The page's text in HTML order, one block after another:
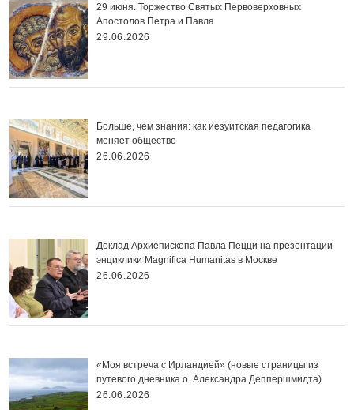
29 июня. Торжество Святых Первоверховных
Апостолов Петра и Павла
29.06.2026
Больше, чем знания: как иезуитская педагогика
меняет общество
26.06.2026
Доклад Архиепископа Павла Пецци на презентации
энциклики Magnifica Нumanitas в Москве
26.06.2026
«Моя встреча с Ирландией» (новые страницы из
путевого дневника о. Александра Деппершмидта)
26.06.2026